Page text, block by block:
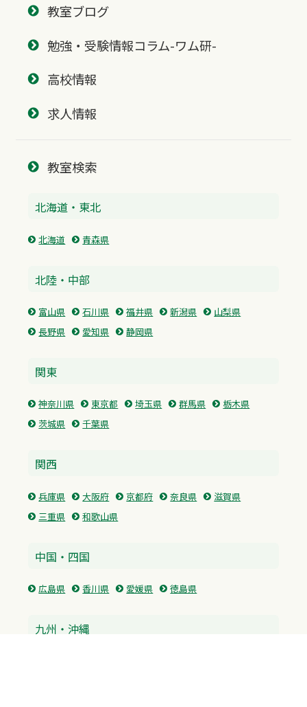
教室ブログ
勉強・受験情報コラム-ワム研-
高校情報
求人情報
教室検索
北海道・東北
北海道 青森県
北陸・中部
富山県 石川県 福井県 新潟県
山梨県
長野県
愛知県 静岡県
関東
神奈川県 東京都 埼玉県 群馬県
栃木県
茨城県
千葉県
関西
兵庫県 大阪府 京都府 奈良県
滋賀県
三重県
和歌山県
中国・四国
広島県 香川県 愛媛県 徳島県
九州・沖縄